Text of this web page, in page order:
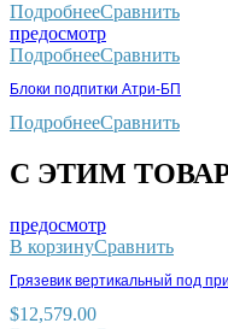
ПодробнееСравнить
предосмотр
ПодробнееСравнить
Блоки подпитки Атри-БП
ПодробнееСравнить
С ЭТИМ
предосмотр
В корзинуСравнить
Грязевик вертикальный под
$12,579.00